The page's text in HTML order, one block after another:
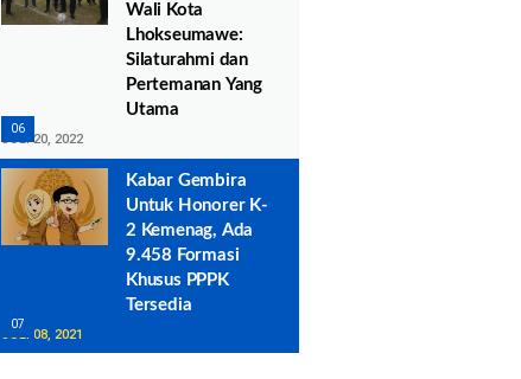
Wali Kota
Lhokseumawe:
Silaturahmi dan
Pertemanan Yang
Utama
JULI 20, 2022
Kabar Gembira
Untuk Honorer K-
2 Kemenag, Ada
9.458 Formasi
Khusus PPPK
Tersedia
JULI 08, 2021